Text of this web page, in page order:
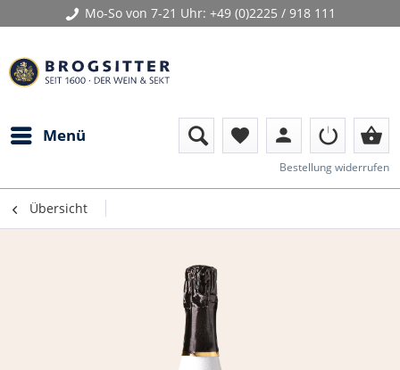
Mo-So von 7-21 Uhr: +49 (0)2225 / 918 111
Menü favorite person shopping_basket
Bestellung widerrufen
Übersicht